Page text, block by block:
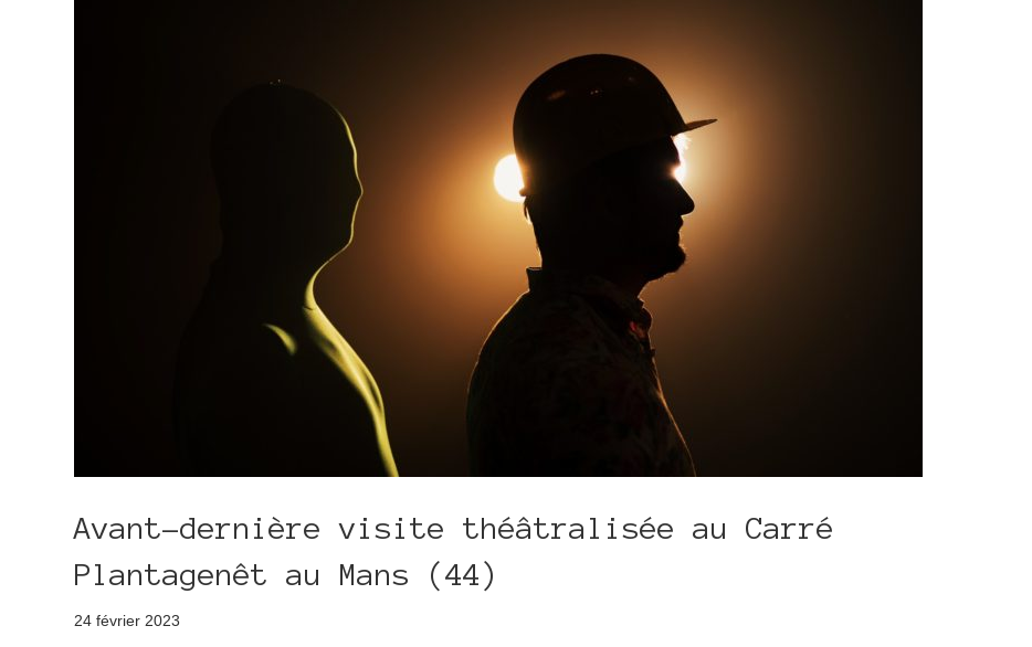
Avant-dernière visite théâtralisée au Carré
Plantagenêt au Mans (44)
24 février 2023